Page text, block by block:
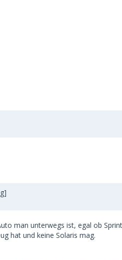
man unterwegs ist, egal ob
hat und keine Solaris mag.